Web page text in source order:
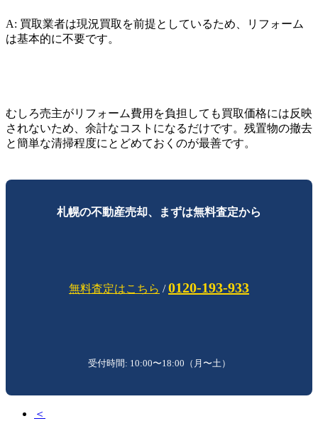
A: 買取業者は現況買取を前提としているため、リフォーム
は基本的に不要です。
むしろ売主がリフォーム費用を負担しても買取価格には反映
されないため、余計なコストになるだけです。残置物の撤去
と簡単な清掃程度にとどめておくのが最善です。
札幌の不動産売却、まずは無料査定から
無料査定はこちら /0120-193-933
受付時間: 10:00〜18:00（月〜土）
＜